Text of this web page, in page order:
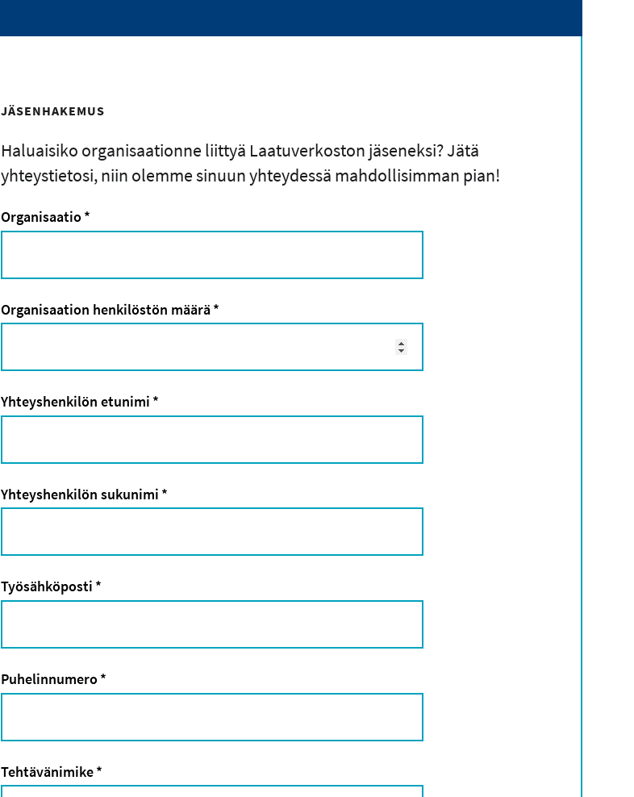
JÄSENHAKEMUS
Haluaisiko organisaationne liittyä Laatuverkoston jäseneksi? Jätä
yhteystietosi, niin olemme sinuun yhteydessä mahdollisimman pian!
Organisaatio*
Organisaation henkilöstön määrä*
Yhteyshenkilön etunimi *
Yhteyshenkilön sukunimi *
Työsähköposti *
Puhelinnumero*
Tehtävänimike*